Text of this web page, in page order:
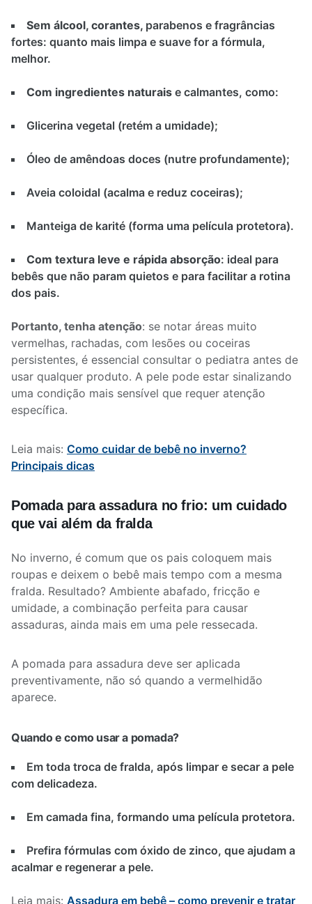
Sem álcool, corantes, parabenos e fragrâncias
fortes: quanto mais limpa e suave for a fórmula,
melhor.
Com ingredientes naturais e calmantes, como:
Glicerina vegetal (retém a umidade);
Óleo de amêndoas doces (nutre profundamente);
Aveia coloidal (acalma e reduz coceiras);
Manteiga de karité (forma uma película protetora).
Com textura leve e rápida absorção: ideal para
bebês que não param quietos e para facilitar a rotina
dos pais.
Portanto, tenha atenção: se notar áreas muito
vermelhas, rachadas, com lesões ou coceiras
persistentes, é essencial consultar o pediatra antes de
usar qualquer produto. A pele pode estar sinalizando
uma condição mais sensível que requer atenção
específica.
Leia mais: Como cuidar de bebê no inverno?
Principais dicas
Pomada para assadura no frio: um cuidado
que vai além da fralda
No inverno, é comum que os pais coloquem mais
roupas e deixem o bebê mais tempo com a mesma
fralda. Resultado? Ambiente abafado, fricção e
umidade, a combinação perfeita para causar
assaduras, ainda mais em uma pele ressecada.
A pomada para assadura deve ser aplicada
preventivamente, não só quando a vermelhidão
aparece.
Quando e como usar a pomada?
Em toda troca de fralda, após limpar e secar a pele
com delicadeza.
Em camada fina, formando uma película protetora.
Prefira fórmulas com óxido de zinco, que ajudam a
acalmar e regenerar a pele.
Leia mais: Assadura em bebê – como prevenir e tratar